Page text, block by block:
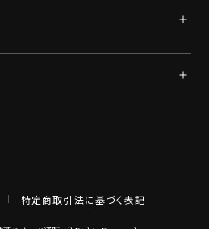
特定商取引法に基づく表記